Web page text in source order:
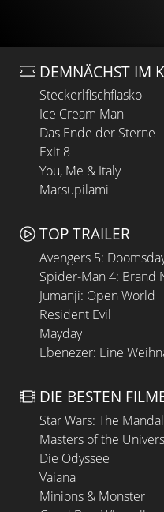
DEMNÄCHST IM
Steckerlfischfiasko
Ice Cream Man
Das Ende der Sterne
Exit 8
You, Me & Italy
Marsupilami
TOP TRAILER
Avengers 5:
Spider-Man 4: Brand
Jumanji: Open World
Resident Evil
Mayday
Ebenezer: Eine
DIE BESTEN
Star Wars: The
Masters of the
Die Odyssee
Vaiana
Minions & Monster